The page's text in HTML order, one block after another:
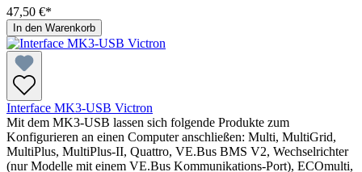
47,50 €*
In den Warenkorb
Interface MK3-USB Victron
Mit dem MK3-USB lassen sich folgende Produkte zum
Konfigurieren an einen Computer anschließen: Multi, MultiGrid,
MultiPlus, MultiPlus-II, Quattro, VE.Bus BMS V2, Wechselrichter
(nur Modelle mit einem VE.Bus Kommunikations-Port), ECOmulti,